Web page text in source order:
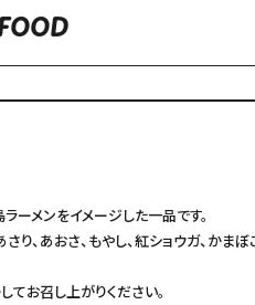
ーメンをイメージした一品です。
、あおさ、もやし、紅ショウガ、かまぼ
お召し上がりください。